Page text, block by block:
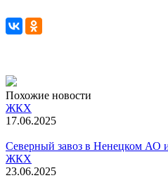
Похожие новости
ЖКХ
17.06.2025
Северный завоз в Ненецком АО
ЖКХ
23.06.2025